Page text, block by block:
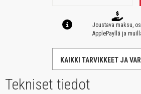
Joustava maksu,
ApplePayllä ja
KAIKKI TARVIKKEET JA
Tekniset tiedot